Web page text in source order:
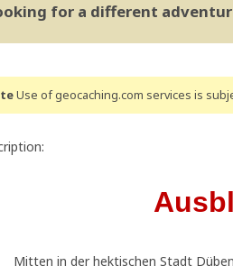
for a different
Use of geocaching.com services is
Mitten in der hektischen Stadt